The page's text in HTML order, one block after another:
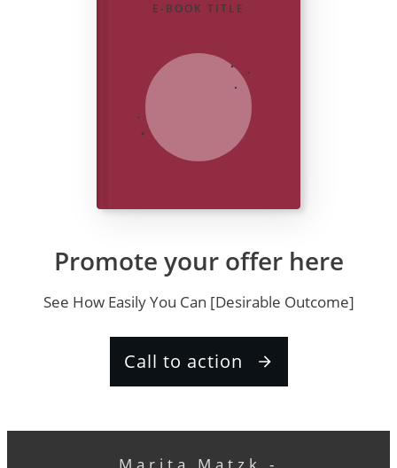
E-BOOK TITLE
Promote your offer here
See How Easily You Can [Desirable Outcome]
Call to action
Marita Matzk -